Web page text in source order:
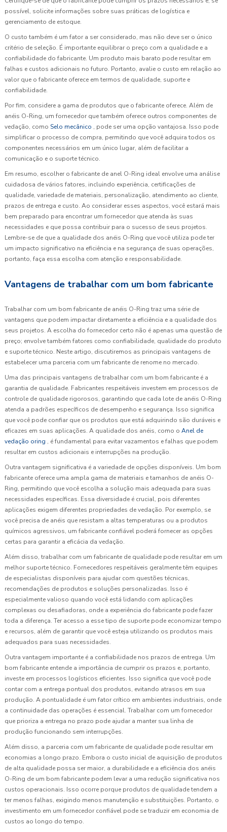
possível, solicite informações sobre suas práticas de logística e
gerenciamento de estoque.
O custo também é um fator a ser considerado, mas não deve ser o único
critério de seleção. É importante equilibrar o preço com a qualidade e a
confiabilidade do fabricante. Um produto mais barato pode resultar em
falhas e custos adicionais no futuro. Portanto, avalie o custo em relação ao
valor que o fabricante oferece em termos de qualidade, suporte e
confiabilidade.
Por fim, considere a gama de produtos que o fabricante oferece. Além de
anéis O-Ring, um fornecedor que também oferece outros componentes de
vedação, como Selo mecânico , pode ser uma opção vantajosa. Isso pode
simplificar o processo de compra, permitindo que você adquira todos os
componentes necessários em um único lugar, além de facilitar a
comunicação e o suporte técnico.
Em resumo, escolher o fabricante de anel O-Ring ideal envolve uma análise
cuidadosa de vários fatores, incluindo experiência, certificações de
qualidade, variedade de materiais, personalização, atendimento ao cliente,
prazos de entrega e custo. Ao considerar esses aspectos, você estará mais
bem preparado para encontrar um fornecedor que atenda às suas
necessidades e que possa contribuir para o sucesso de seus projetos.
Lembre-se de que a qualidade dos anéis O-Ring que você utiliza pode ter
um impacto significativo na eficiência e na segurança de suas operações,
portanto, faça essa escolha com atenção e responsabilidade.
Vantagens de trabalhar com um bom fabricante
Trabalhar com um bom fabricante de anéis O-Ring traz uma série de
vantagens que podem impactar diretamente a eficiência e a qualidade dos
seus projetos. A escolha do fornecedor certo não é apenas uma questão de
preço; envolve também fatores como confiabilidade, qualidade do produto
e suporte técnico. Neste artigo, discutiremos as principais vantagens de
estabelecer uma parceria com um fabricante de renome no mercado.
Uma das principais vantagens de trabalhar com um bom fabricante é a
garantia de qualidade. Fabricantes respeitáveis investem em processos de
controle de qualidade rigorosos, garantindo que cada lote de anéis O-Ring
atenda a padrões específicos de desempenho e segurança. Isso significa
que você pode confiar que os produtos que está adquirindo são duráveis e
eficazes em suas aplicações. A qualidade dos anéis, como o Anel de
vedação oring , é fundamental para evitar vazamentos e falhas que podem
resultar em custos adicionais e interrupções na produção.
Outra vantagem significativa é a variedade de opções disponíveis. Um bom
fabricante oferece uma ampla gama de materiais e tamanhos de anéis O-
Ring, permitindo que você escolha a solução mais adequada para suas
necessidades específicas. Essa diversidade é crucial, pois diferentes
aplicações exigem diferentes propriedades de vedação. Por exemplo, se
você precisa de anéis que resistam a altas temperaturas ou a produtos
químicos agressivos, um fabricante confiável poderá fornecer as opções
certas para garantir a eficácia da vedação.
Além disso, trabalhar com um fabricante de qualidade pode resultar em um
melhor suporte técnico. Fornecedores respeitáveis geralmente têm equipes
de especialistas disponíveis para ajudar com questões técnicas,
recomendações de produtos e soluções personalizadas. Isso é
especialmente valioso quando você está lidando com aplicações
complexas ou desafiadoras, onde a experiência do fabricante pode fazer
toda a diferença. Ter acesso a esse tipo de suporte pode economizar tempo
e recursos, além de garantir que você esteja utilizando os produtos mais
adequados para suas necessidades.
Outra vantagem importante é a confiabilidade nos prazos de entrega. Um
bom fabricante entende a importância de cumprir os prazos e, portanto,
investe em processos logísticos eficientes. Isso significa que você pode
contar com a entrega pontual dos produtos, evitando atrasos em sua
produção. A pontualidade é um fator crítico em ambientes industriais, onde
a continuidade das operações é essencial. Trabalhar com um fornecedor
que prioriza a entrega no prazo pode ajudar a manter sua linha de
produção funcionando sem interrupções.
Além disso, a parceria com um fabricante de qualidade pode resultar em
economias a longo prazo. Embora o custo inicial de aquisição de produtos
de alta qualidade possa ser maior, a durabilidade e a eficiência dos anéis
O-Ring de um bom fabricante podem levar a uma redução significativa nos
custos operacionais. Isso ocorre porque produtos de qualidade tendem a
ter menos falhas, exigindo menos manutenção e substituições. Portanto, o
investimento em um fornecedor confiável pode se traduzir em economia de
custos ao longo do tempo.